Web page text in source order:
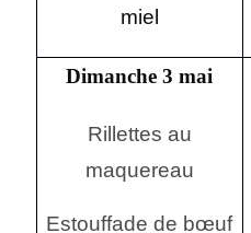
miel
Dimanche 3 mai
Rillettes au
maquereau
Estouffade de bœuf